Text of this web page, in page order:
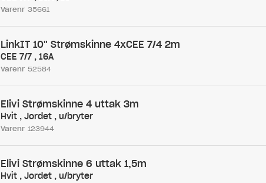
Varenr 35661
LinkIT 10" Strømskinne 4xCEE 7/4 2m
CEE 7/7 , 16A
Varenr 52584
Elivi Strømskinne 4 uttak 3m
Hvit , Jordet , u/bryter
Varenr 123944
Elivi Strømskinne 6 uttak 1,5m
Hvit , Jordet , u/bryter